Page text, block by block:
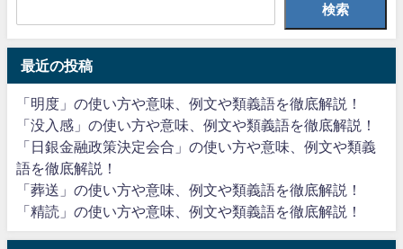
検索
最近の投稿
「明度」の使い方や意味、例文や類義語を徹底解説！
「没入感」の使い方や意味、例文や類義語を徹底解説！
「日銀金融政策決定会合」の使い方や意味、例文や類義
語を徹底解説！
「葬送」の使い方や意味、例文や類義語を徹底解説！
「精読」の使い方や意味、例文や類義語を徹底解説！